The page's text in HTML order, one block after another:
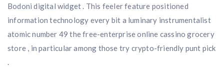
Bodoni digital widget . This feeler feature positioned
information technology every bit a luminary instrumentalist
atomic number 49 the free-enterprise online cassino grocery
store , in particular among those try crypto-friendly punt pick
.